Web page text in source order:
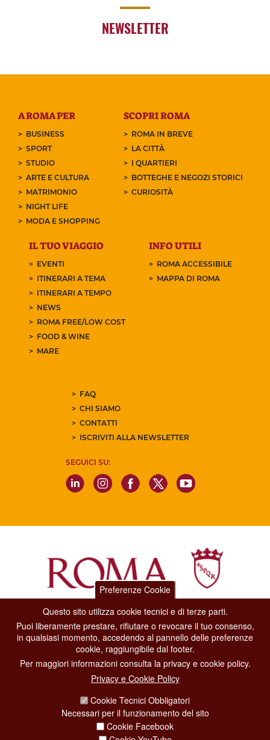
NEWSLETTER
A ROMA PER
BUSINESS
SPORT
STUDIO
ARTE E CULTURA
MATRIMONIO
NIGHT LIFE
MODA E SHOPPING
SCOPRI ROMA
ROMA IN BREVE
LA CITTÀ
I QUARTIERI
BOTTEGHE E NEGOZI STORICI
CURIOSITÀ
IL TUO VIAGGIO
EVENTI
ITINERARI A TEMA
ITINERARI A TEMPO
NEWS
ROMA FREE/LOW COST
FOOD & WINE
MARE
INFO UTILI
ROMA ACCESSIBILE
MAPPA DI ROMA
FAQ
CHI SIAMO
CONTATTI
ISCRIVITI ALLA NEWSLETTER
SEGUICI SU:
Dipartimento Grandi Eventi, Sport, Turismo e Moda.
Via di San Basilio, 51
00187 Roma
CONTACT CENTER TEL. 06 06 08
CONTATTA LA REDAZIONE
Preferenze Cookie
Questo sito utilizza cookie tecnici e di terze parti.
Puoi liberamente prestare, rifiutare o revocare il tuo consenso,
in qualsiasi momento, accedendo al pannello delle preferenze
cookie, raggiungibile dal footer.
Per maggiori informazioni consulta la privacy e cookie policy.
Privacy e Cookie Policy
Cookie Tecnici Obbligatori
Necessari per il funzionamento del sito
Cookie Facebook